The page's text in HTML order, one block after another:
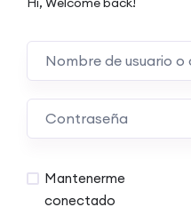
Mantenerme
conectado